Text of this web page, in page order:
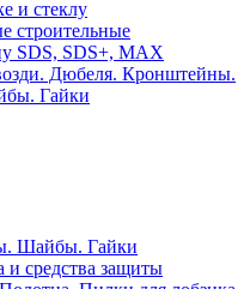
и стеклу
строительные
SDS, SDS+, MAX
Дюбеля. Кронштейны.
Гайки
Шайбы. Гайки
и средства защиты